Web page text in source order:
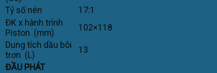
Tỷ số nén
17:1
ĐK x hành trình
Piston (mm)
102×118
Dung tích dầu bôi
trơn (L)
13
ĐẦU PHÁT